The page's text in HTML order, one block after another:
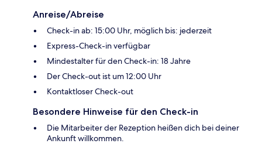
Anreise/Abreise
Check-in ab: 15:00 Uhr, möglich bis: jederzeit
Express-Check-in verfügbar
Mindestalter für den Check-in: 18 Jahre
Der Check-out ist um 12:00 Uhr
Kontaktloser Check-out
Besondere Hinweise für den Check-in
Die Mitarbeiter der Rezeption heißen dich bei deiner
Ankunft willkommen.